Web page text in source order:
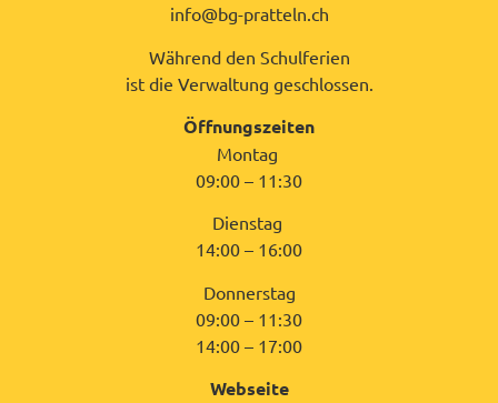
info@bg-pratteln.ch
Während den Schulferien
ist die Verwaltung geschlossen.
Öffnungszeiten
Montag
09:00 – 11:30
Dienstag
14:00 – 16:00
Donnerstag
09:00 – 11:30
14:00 – 17:00
Webseite